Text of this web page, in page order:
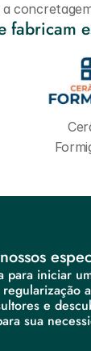
fabricam
a
para iniciar
e
sua